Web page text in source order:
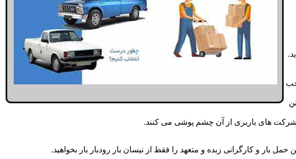
شرکت های باربری از آن چشم پوشی می کنند.
بار و کارگرانی زبده و متعهد را فقط از نیسان بار رودبار بار بخواهید.